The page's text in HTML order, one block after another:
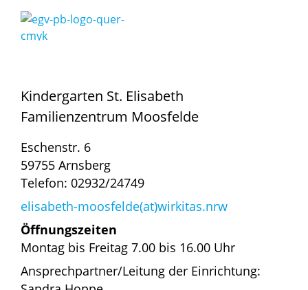
Kindergarten St. Elisabeth
Familienzentrum Moosfelde
Eschenstr. 6
59755 Arnsberg
Telefon: 02932/24749
elisabeth-moosfelde(at)wirkitas.nrw
Öffnungszeiten
Montag bis Freitag 7.00 bis 16.00 Uhr
Ansprechpartner/Leitung der Einrichtung: